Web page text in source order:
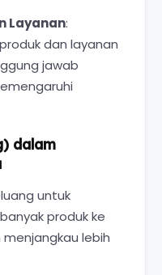
Layanan:
dan layanan
jawab
dalam
untuk
produk ke
lebih